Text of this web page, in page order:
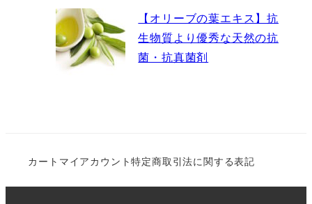
【オリーブの葉エキス】抗
生物質より優秀な天然の抗
菌・抗真菌剤
カート マイアカウント特定商取引法に関する表記